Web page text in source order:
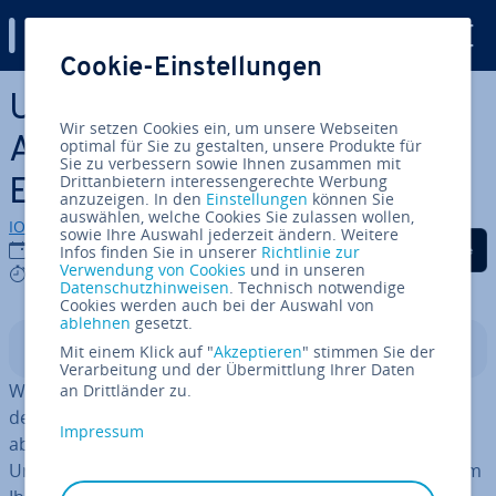
Zum Haupt­in­halt springen
Unique Selling Pro­po­si­ti­ons:
Al­lein­stel­lungs­merk­ma­le als
Er­folgs­re­zept
IONOS Redaktion
15.05.2020
9 mins
Auf Facebook teilen
Auf Twitter teilen
Auf LinkedIn
In­halts­ver­zeich­nis
Wie stechen Sie selbst auf einem ge­sät­tig­ten Markt aus
der Menge heraus und heben sich von der Kon­kur­renz
ab? Indem Sie dem Kon­su­men­ten eine so­ge­nann­te
Unique Selling Pro­po­si­ti­on bieten und diese ins Zentrum
Cookie-Einstellungen
Wir setzen Cookies ein, um unsere Webseiten
optimal für Sie zu gestalten, unsere Produkte für
Sie zu verbessern sowie Ihnen zusammen mit
Drittanbietern interessengerechte Werbung
anzuzeigen. In den Einstellungen können Sie
auswählen, welche Cookies Sie zulassen wollen,
sowie Ihre Auswahl jederzeit ändern. Weitere
Infos finden Sie in unserer Richtlinie zur
Verwendung von Cookies und in unseren
Datenschutzhinweisen. Technisch notwendige
Cookies werden auch bei der Auswahl von
ablehnen gesetzt.
Mit einem Klick auf "Akzeptieren" stimmen Sie der
Verarbeitung und der Übermittlung Ihrer Daten
an Drittländer zu.
Impressum